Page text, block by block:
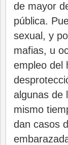
de mayor
pública.
sexual, y
mafias, u
empleo del
algunas de
mismo
dan casos